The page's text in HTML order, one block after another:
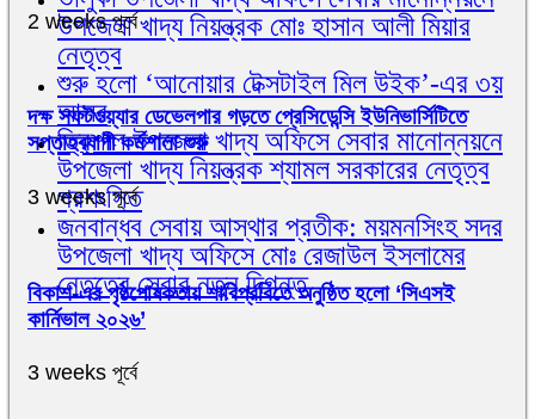
উপজেলা খাদ্য নিয়ন্ত্রক মোঃ হাসান আলী মিয়ার
নেতৃত্ব
শুরু হলো ‘আনোয়ার টেক্সটাইল মিল উইক’-এর ৩য়
আসর
ত্রিশাল উপজেলা খাদ্য অফিসে সেবার মানোন্নয়নে
উপজেলা খাদ্য নিয়ন্ত্রক শ্যামল সরকারের নেতৃত্ব
প্রশংসিত
জনবান্ধব সেবায় আস্থার প্রতীক: ময়মনসিংহ সদর
উপজেলা খাদ্য অফিসে মোঃ রেজাউল ইসলামের
নেতৃত্বে সেবার নতুন দিগন্ত
2 weeks পূর্বে
দক্ষ সফটওয়্যার ডেভেলপার গড়তে প্রেসিডেন্সি ইউনিভার্সিটিতে
সপ্তাহব্যাপী কর্মশালা শুরু
3 weeks পূর্বে
বিকাশ-এর পৃষ্ঠপোষকতায় শাবিপ্রবিতে অনুষ্ঠিত হলো ‘সিএসই
কার্নিভাল ২০২৬’
3 weeks পূর্বে